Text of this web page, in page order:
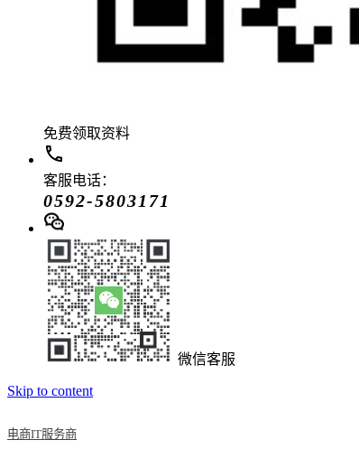
免费领取资料
客服电话：
0592-5803171
微信客服
Skip to content
电商IT服务商